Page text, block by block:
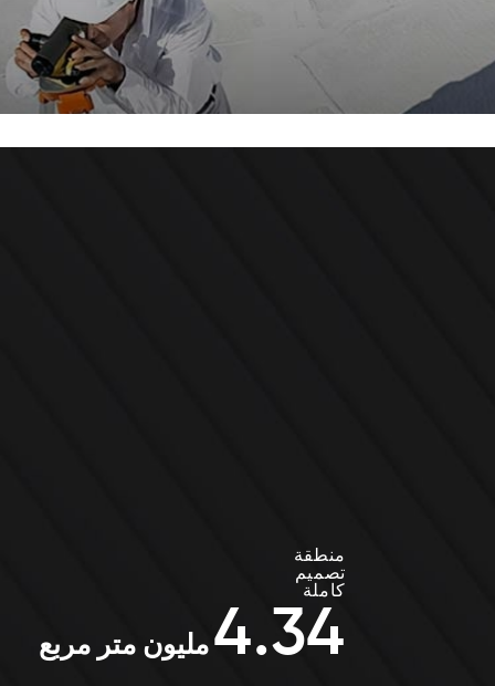
منطقة
تصميم
كاملة
4.34 مليون متر مربع